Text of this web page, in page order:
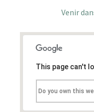
Venir
This page can't
Do you own this